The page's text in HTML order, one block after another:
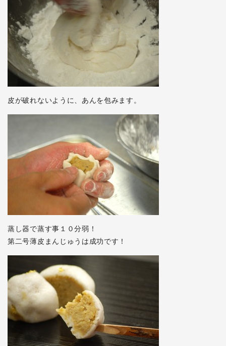
皮が破れないように、あんを包みます。
蒸し器で蒸す事１０分弱！
第二号薄皮まんじゅうは成功です！